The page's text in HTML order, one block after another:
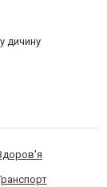
дичину